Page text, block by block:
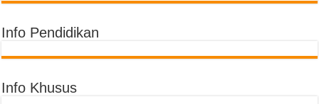
Info Pendidikan
Info Khusus